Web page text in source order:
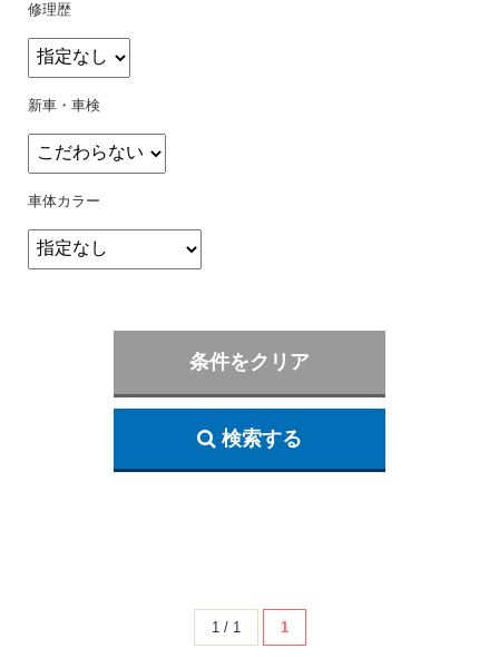
修理歴
新車・車検
車体カラー
条件をクリア
検索する
1 / 1 1